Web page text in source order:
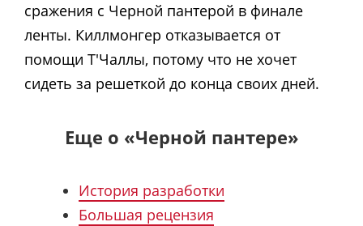
сражения с Черной пантерой в финале
ленты. Киллмонгер отказывается от
помощи Т'Чаллы, потому что не хочет
сидеть за решеткой до конца своих дней.
Еще о «Черной пантере»
История разработки
Большая рецензия